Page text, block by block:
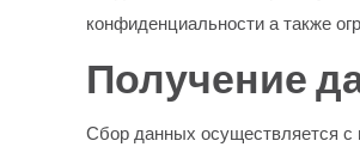
конфиденциальности а также
Получение
Сбор данных осуществляется с